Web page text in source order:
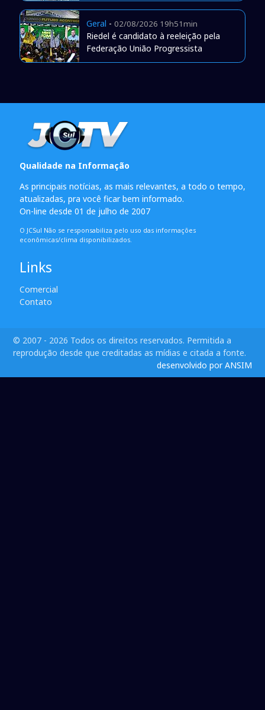
Geral - 02/08/2026 19h51min
Riedel é candidato à reeleição pela
Federação União Progressista
Qualidade na Informação
As principais notícias, as mais relevantes, a todo o tempo,
atualizadas, pra você ficar bem informado.
On-line desde 01 de julho de 2007
O JCSul Não se responsabiliza pelo uso das informações
econômicas/clima disponibilizados.
Links
Comercial
Contato
© 2007 - 2026 Todos os direitos reservados. Permitida a
reprodução desde que creditadas as mídias e citada a fonte.
desenvolvido por ANSIM